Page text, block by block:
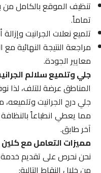
تنظيف الموقع بالكامل من
تماماً.
تلميع نعلات الجرانيت وإزالة
مراجعة النتيجة النهائية مع
معايير الجودة.
جلي وتلميع سلالم
المناطق عرضة للتلف، لذا
جلي درج الجرانيت وتلميعه، مع
مما يعطي انطباعاً
آخر طابق.
مميزات التعامل مع كلين
نحن نحرص على تقديم خدمة